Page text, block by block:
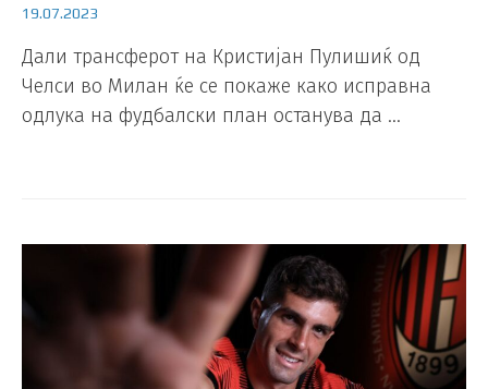
19.07.2023
Дали трансферот на Кристијан Пулишиќ од
Челси во Милан ќе се покаже како исправна
одлука на фудбалски план останува да …